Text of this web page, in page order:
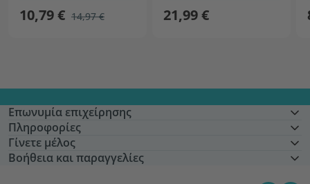
10,79 € 14,97 € 21,99 €
Επωνυμία επιχείρησης
Πληροφορίες
Γίνετε μέλος
Βοήθεια και παραγγελίες